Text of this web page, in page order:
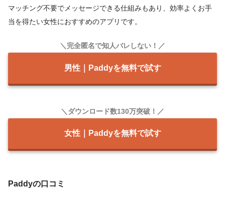
マッチング不要でメッセージできる仕組みもあり、効率よくお手
当を得たい女性におすすめのアプリです。
＼完全匿名で知人バレしない！／
男性｜Paddyを無料で試す
＼ダウンロード数130万突破！／
女性｜Paddyを無料で試す
Paddyの口コミ